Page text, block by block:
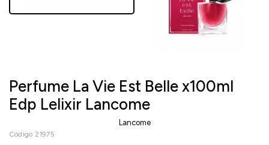
Perfume La Vie Est Belle x100ml
Edp Lelixir Lancome
Lancome
Código 21975